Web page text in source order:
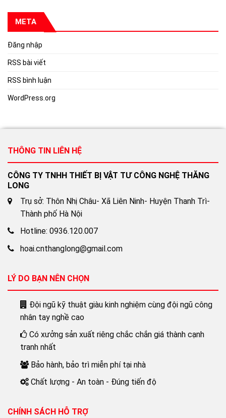
META
Đăng nhập
RSS bài viết
RSS bình luận
WordPress.org
THÔNG TIN LIÊN HỆ
CÔNG TY TNHH THIẾT BỊ VẬT TƯ CÔNG NGHỆ THĂNG
LONG
Trụ sở: Thôn Nhị Châu- Xã Liên Ninh- Huyện Thanh Trì-
Thành phố Hà Nội
Hotline: 0936.120.007
hoai.cnthanglong@gmail.com
LÝ DO BẠN NÊN CHỌN
Đội ngũ kỹ thuật giàu kinh nghiệm cùng đội ngũ công
nhân tay nghề cao
Có xưởng sản xuất riêng chắc chắn giá thành cạnh
tranh nhất
Bảo hành, bảo trì miễn phí tại nhà
Chất lượng - An toàn - Đúng tiến độ
CHÍNH SÁCH HỖ TRỢ